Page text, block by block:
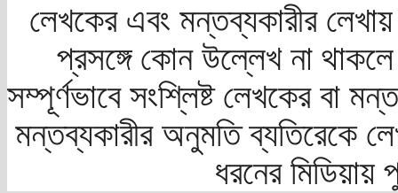
লেখকের এবং মন্তব্যকারীর
প্রসঙ্গে কোন উল্লেখ না
সম্পূর্ণভাবে সংশ্লিষ্ট লেখকের বা
মন্তব্যকারীর অনুমতি ব্যতিরেকে
ধরনের মিডিয়ায়